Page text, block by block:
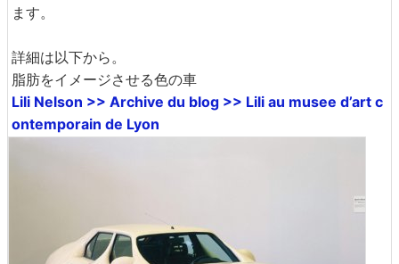
ます。
詳細は以下から。
脂肪をイメージさせる色の車
Lili Nelson >> Archive du blog >> Lili au musee d’art c
ontemporain de Lyon